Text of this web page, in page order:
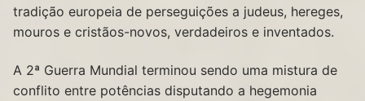
tradição europeia de perseguições a judeus, hereges,
mouros e cristãos-novos, verdadeiros e inventados.
A 2ª Guerra Mundial terminou sendo uma mistura de
conflito entre potências disputando a hegemonia